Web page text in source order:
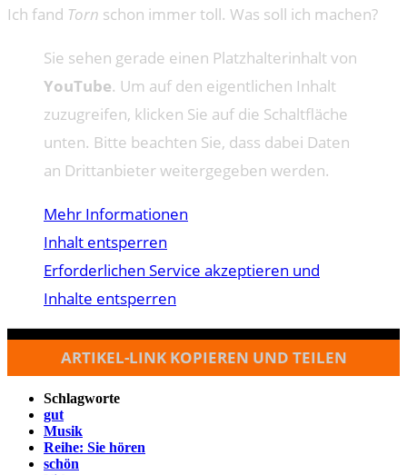
Ich fand Torn schon immer toll. Was soll ich machen?
Sie sehen gerade einen Platzhalterinhalt von
YouTube. Um auf den eigentlichen Inhalt
zuzugreifen, klicken Sie auf die Schaltfläche
unten. Bitte beachten Sie, dass dabei Daten
an Drittanbieter weitergegeben werden.
Mehr Informationen
Inhalt entsperren
Erforderlichen Service akzeptieren und
Inhalte entsperren
ARTIKEL-LINK KOPIEREN UND TEILEN
Schlagworte
gut
Musik
Reihe: Sie hören
schön